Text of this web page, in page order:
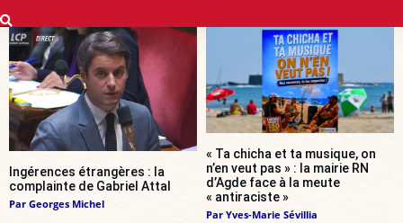
Ingérences étrangères : la
complainte de Gabriel Attal
Par Georges Michel
« Ta chicha et ta musique, on
n’en veut pas » : la mairie RN
d’Agde face à la meute
« antiraciste »
Par Yves-Marie Sévillia